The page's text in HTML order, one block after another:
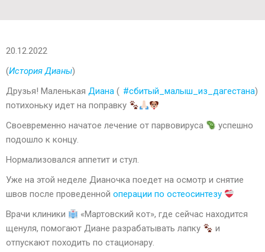
20.12.2022
(История Дианы)
Друзья! Маленькая Диана ( #сбитый_малыш_из_дагестана)
потихоньку идет на поправку
Своевременно начатое лечение от парвовируса
успешно
подошло к концу.
Нормализовался аппетит и стул.
Уже на этой неделе Дианочка поедет на осмотр и снятие
швов после проведенной операции по остеосинтезу
Врачи клиники
«Мартовский кот», где сейчас находится
щенуля, помогают Диане разрабатывать лапку
и
отпускают походить по стационару.